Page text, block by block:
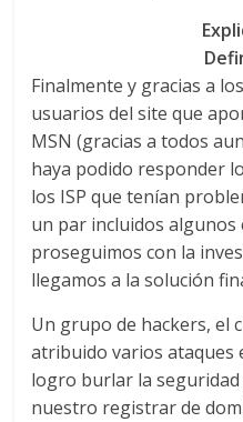
Finalmente y gracias a
usuarios del site que
MSN (gracias a todos
haya podido responder
los ISP que tenían
un par incluidos
proseguimos con la
llegamos a la solución
Un grupo de hackers, el
atribuido varios ataques
logro burlar la seguridad
nuestro registrar de